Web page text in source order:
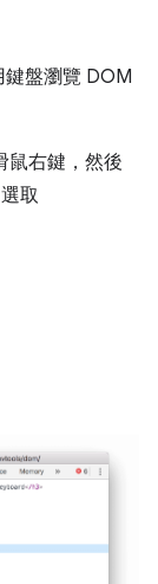
盤瀏覽 DOM
鼠右鍵，然後
取